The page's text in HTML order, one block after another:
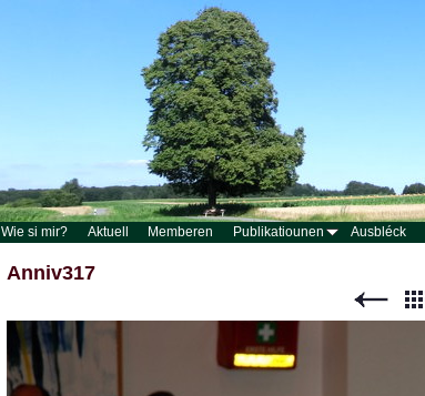
Wie si mir? Aktuell Memberen Publikatiounen Ausbléck
Anniv317